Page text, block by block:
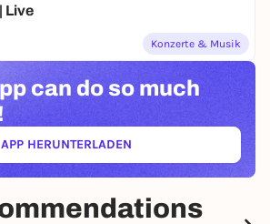
die Mission.
Live
Konzerte & Musik
can do so much
APP HERUNTERLADEN(ÖFFNET IN NEUEM TAB)